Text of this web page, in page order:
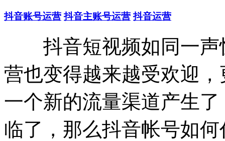
抖音账号运营 抖音主账号运营 抖音运营
抖音短视频如同一声
营也变得越来越受欢迎
一个新的流量渠道产生
临了，那么抖音帐号如